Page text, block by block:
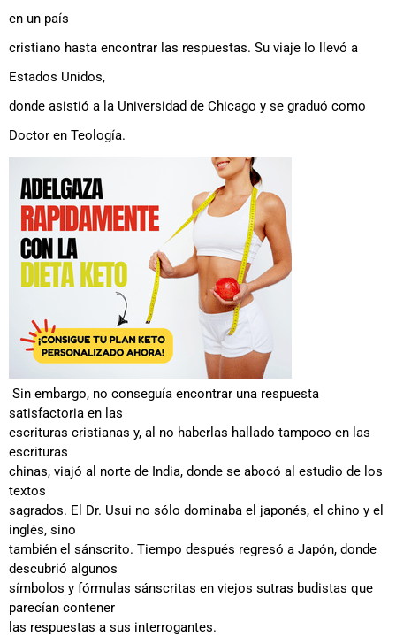
en un país
cristiano hasta encontrar las respuestas. Su viaje lo llevó a
Estados Unidos,
donde asistió a la Universidad de Chicago y se graduó como
Doctor en Teología.
Sin embargo, no conseguía encontrar una respuesta
satisfactoria en las
escrituras cristianas y, al no haberlas hallado tampoco en las
escrituras
chinas, viajó al norte de India, donde se abocó al estudio de los
textos
sagrados. El Dr. Usui no sólo dominaba el japonés, el chino y el
inglés, sino
también el sánscrito. Tiempo después regresó a Japón, donde
descubrió algunos
símbolos y fórmulas sánscritas en viejos sutras budistas que
parecían contener
las respuestas a sus interrogantes.